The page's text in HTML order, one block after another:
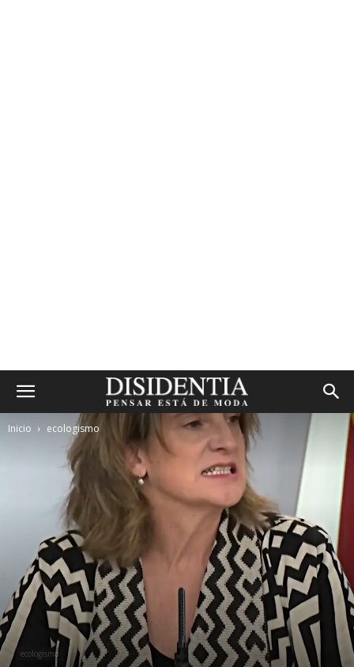
Inicio ecologismo
ecologismo